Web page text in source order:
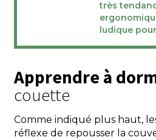
très
ludique
Apprendre à
couette
Comme indiqué plus haut,
réflexe de repousser la